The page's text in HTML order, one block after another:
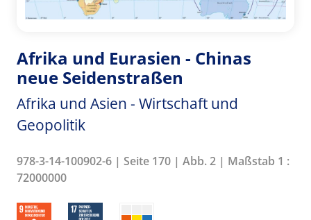
Afrika und Eurasien - Chinas
neue Seidenstraßen
Afrika und Asien - Wirtschaft und
Geopolitik
978-3-14-100902-6 | Seite 170 | Abb. 2 | Maßstab 1 :
72000000